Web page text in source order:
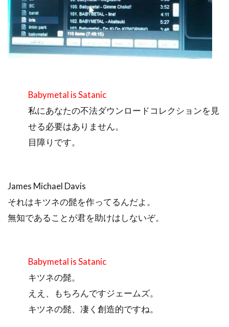
Babymetal is Satanic
私にあなたの不法ダウンロードコレクションを見
せる必要はありません。
目障りです。
James Michael Davis
それはキツネの髭を作ってるんだよ。
無知であることが君を助けはしないぞ。
Babymetal is Satanic
キツネの髭。
ええ、もちろんですジェームズ。
キツネの髭、凄く創造的ですね。